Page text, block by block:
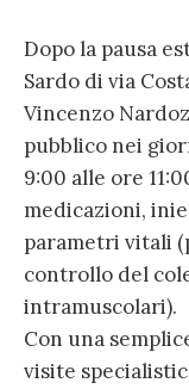
Dopo la pausa
Sardo di via
Vincenzo
pubblico nei
9:00 alle ore
medicazioni,
parametri vitali
controllo del
intramuscolari).
Con una
visite